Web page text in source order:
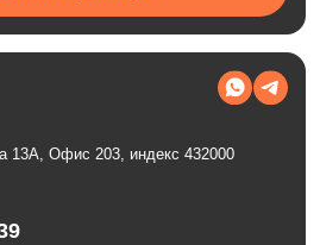
13А, Офис 203, индекс 432000